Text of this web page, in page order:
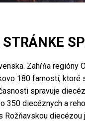
Zahŕňa
180 farností,
spravuje
diecéznych a
Rožňavskou